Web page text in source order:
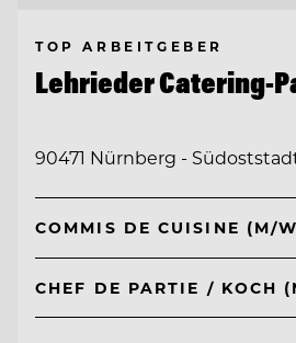
TOP ARBEITGEBER
Lehrieder Catering-
90471 Nürnberg -
COMMIS DE CUISINE (M/
CHEF DE PARTIE / KOCH